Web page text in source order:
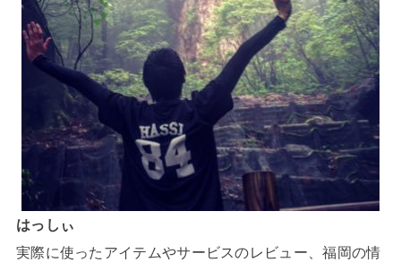
はっしぃ
実際に使ったアイテムやサービスのレビュー、福岡の情